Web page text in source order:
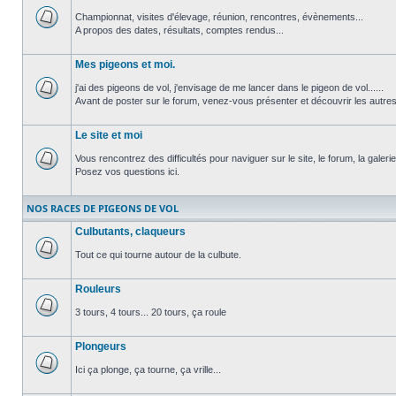
Aucun
non
Championnat, visites d'élevage, réunion, rencontres, évènements...
A propos des dates, résultats, comptes rendus...
Aucun
non
Mes pigeons et moi.
j'ai des pigeons de vol, j'envisage de me lancer dans le pigeon de vol......
Avant de poster sur le forum, venez-vous présenter et découvrir les
Aucun
Le site et moi
Vous rencontrez des difficultés pour naviguer sur le site, le forum, la
Posez vos questions ici.
NOS RACES DE PIGEONS DE VOL
message
non
Culbutants, claqueurs
Tout ce qui tourne autour de la culbute.
message
non
Rouleurs
3 tours, 4 tours... 20 tours, ça roule
message
Plongeurs
Ici ça plonge, ça tourne, ça vrille...